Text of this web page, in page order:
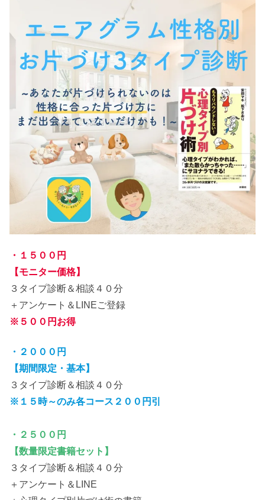
・１５００円
【モニター価格】
３タイプ診断＆相談４０分
＋アンケート＆LINEご登録
※５００円お得
・２０００円
【期間限定・基本】
３タイプ診断＆相談４０分
※１５時～のみ各コース２００円引
・２５００円
【数量限定書籍セット】
３タイプ診断＆相談４０分
＋アンケート＆LINE